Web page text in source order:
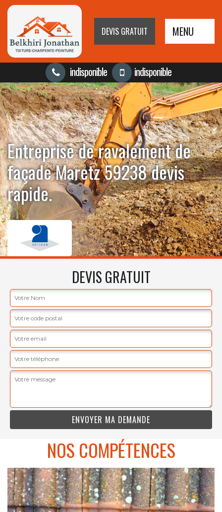
DEVIS GRATUIT MENU
indisponible indisponible
Entreprise de ravalement de
façade Maretz 59238 devis
rapide.
DEVIS GRATUIT
NOS COMPÉTENCES